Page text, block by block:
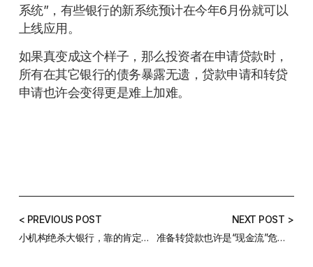
系统”，有些银行的新系统预计在今年6月份就可以
上线应用。
如果真变成这个样子，那么投资者在申请贷款时，
所有在其它银行的债务暴露无遗，贷款申请和转贷
申请也许会变得更是难上加难。
< PREVIOUS POST
小机构绝杀大银行，靠的肯定不是利率优惠这么简单
NEXT POST >
准备转贷款也许是“现金流”危机中唯一的解决方案！